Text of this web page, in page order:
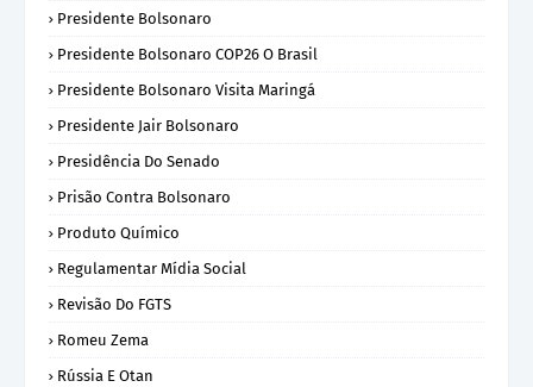
Presidente Bolsonaro
Presidente Bolsonaro COP26 O Brasil
Presidente Bolsonaro Visita Maringá
Presidente Jair Bolsonaro
Presidência Do Senado
Prisão Contra Bolsonaro
Produto Químico
Regulamentar Mídia Social
Revisão Do FGTS
Romeu Zema
Rússia E Otan